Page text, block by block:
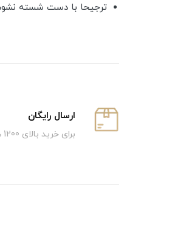
ترجیحا با دست شسته
ارسال رایگان
برای خرید بالای 1200 هزار تومان